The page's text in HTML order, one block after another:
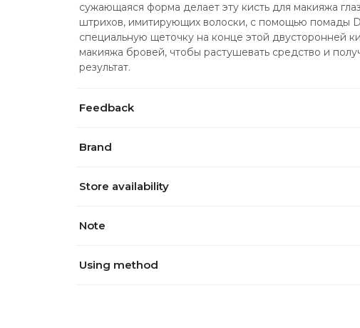
сужающаяся форма делает эту кисть для макияжа
штрихов, имитирующих волоски, с помощью помады
специальную щеточку на конце этой двусторонней
макияжа бровей, чтобы растушевать средство и
результат.
Feedback
Brand
Store availability
Note
Using method